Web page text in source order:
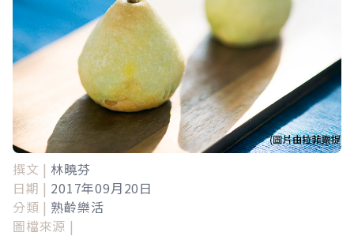
撰文 | 林曉芬
日期 | 2017年09月20日
分類 | 熟齡樂活
圖檔來源 |